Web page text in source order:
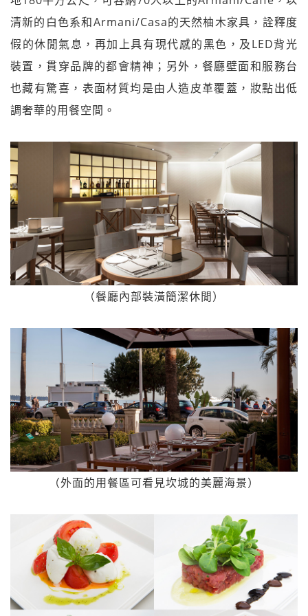
清新的白色系和Armani/Casa的天然柚木家具，詮釋度
假的休閒氣息，再加上具有現代感的黑色，及LED背光
裝置，貫穿品牌的都會精神；另外，餐廳壁面和服務台
也藏有驚喜，表面材質均是由人造皮革覆蓋，妝點出低
調奢華的用餐空間。
（餐廳內部裝潢簡潔休閒）
（外面的用餐區可看見坎城的美麗海景）